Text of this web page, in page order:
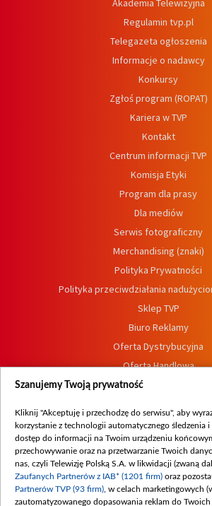
Akademia Telewizyjna
Regulamin tvp.pl
Telegazeta ogłoszenia
Informacje o nadawcy
Konkursy
Zgłoś program (ROPAT)
Kariera w TVP
Kontakt
Centrum informacji TVP
Komisja Etyki
Program dla prasy
Dla mediów
Serwis fotograficzny
Merchandising (znaki)
Polityka Prywatności
Polityka przeciwdziałania
Sklep TVP
Biuro Reklamy
Oferta Dystrybucyjna
Oferta Handlowa
Dostępność
Procedura zgłoszeń
Szanujemy Twoją prywatność
Kliknij "Akceptuję i przechodzę do serwisu", aby
korzystanie z technologii automatycznego śledzenia i
dostęp do informacji na Twoim urządzeniu
przechowywanie oraz na przetwarzanie Twoich
nas, czyli Telewizję Polską S.A. w likwidacji (zwaną
Zaufanych Partnerów z IAB* (1201 firm) oraz
Partnerów TVP (93 firm) , w celach marketingowych
zautomatyzowanego dopasowania reklam do